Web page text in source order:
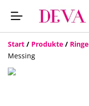
Start / Produkte / Ringe
Messing